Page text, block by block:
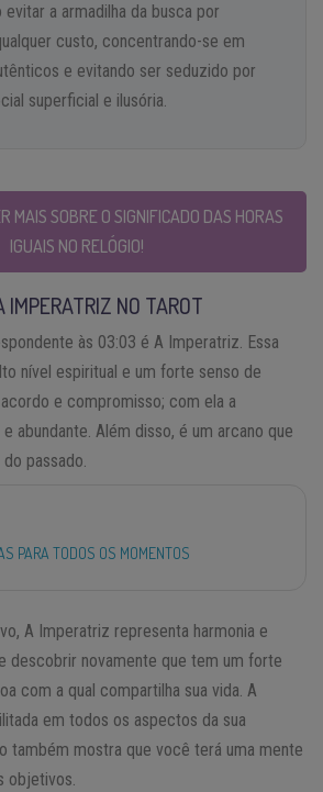
evitar a armadilha da busca por
custo, concentrando-se em
e evitando ser seduzido por
superficial e ilusória.
MAIS SOBRE O SIGNIFICADO DAS HORAS
IGUAIS NO RELÓGIO!
NO TAROT
às 03:03 é A Imperatriz. Essa
nível espiritual e um forte senso de
e compromisso; com ela a
abundante. Além disso, é um arcano que
passado.
PARA TODOS OS MOMENTOS
A Imperatriz representa harmonia e
descobrir novamente que tem um forte
com a qual compartilha sua vida. A
em todos os aspectos da sua
também mostra que você terá uma mente
objetivos.